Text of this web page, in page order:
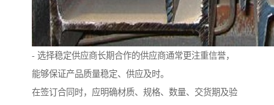
- 选择稳定供应商长期合作的供应商通常更注重信誉，
能够保证产品质量稳定、供应及时。
在签订合同时，应明确材质、规格、数量、交货期及验